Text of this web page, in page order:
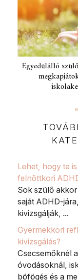
Egyedülálló
Lehet, hogy te
felnőttkori
Sok szülő
saját ADHD-
kivizsgálják, ...
Gyermekkori
kivizsgálás?
Csecsemőknél
óvodásoknál,
böfögés és a